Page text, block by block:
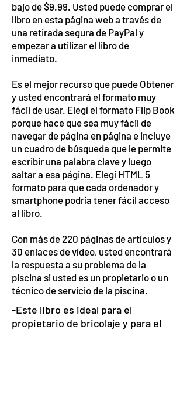
bajo de $9.99. Usted puede comprar el
libro en esta página web a través de
una retirada segura de PayPal y
empezar a utilizar el libro de
inmediato.
Es el mejor recurso que puede Obtener
y usted encontrará el formato muy
fácil de usar. Elegí el formato Flip Book
porque hace que sea muy fácil de
navegar de página en página e incluye
un cuadro de búsqueda que le permite
escribir una palabra clave y luego
saltar a esa página. Elegí HTML 5
formato para que cada ordenador y
smartphone podría tener fácil acceso
al libro.
Con más de 220 páginas de artículos y
30 enlaces de vídeo, usted encontrará
la respuesta a su problema de la
piscina si usted es un propietario o un
técnico de servicio de la piscina.
-Este libro es ideal para el
propietario de bricolaje y para el
profesional del servicio de la